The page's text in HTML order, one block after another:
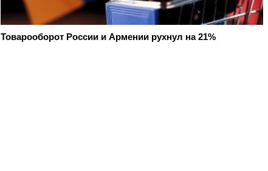
Товарооборот России и Армении рухнул на 21%